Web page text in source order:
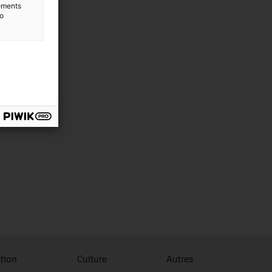
Culture Autres